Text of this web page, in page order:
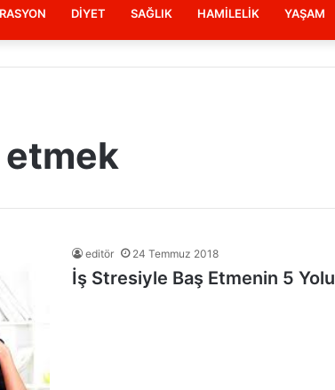
DIYET SAĞLIK HAMILELIK YAŞAM
editör 24 Temmuz 2018
İş Stresiyle Baş Etmenin 5 Yolu